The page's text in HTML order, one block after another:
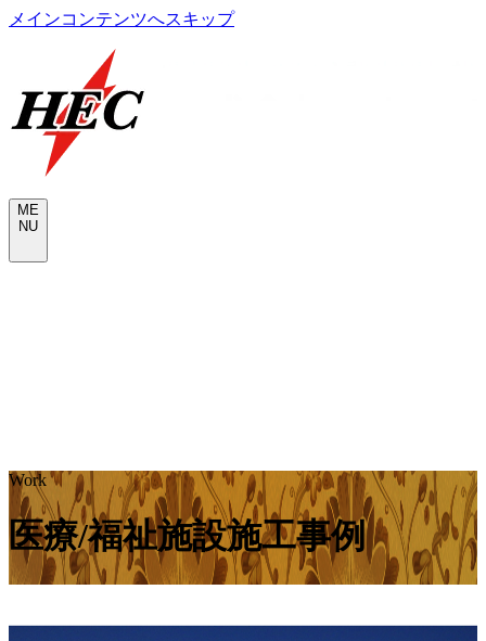
メインコンテンツへスキップ
M E
NU
Work
医療/福祉施設施工事例